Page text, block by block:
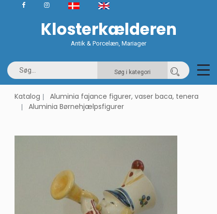
Klosterkælderen
Antik & Porcelæn, Mariager
Søg i kategori
Katalog
Aluminia fajance figurer, vaser baca, tenera
Aluminia Børnehjælpsfigurer